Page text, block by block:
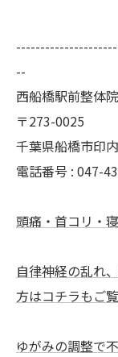
--
西船橋駅前整体院
〒273-0025
千葉県船橋市印
電話番号 : 047-
頭痛・首コリ・
自律神経の乱れ
方はコチラもご
ゆがみの調整で